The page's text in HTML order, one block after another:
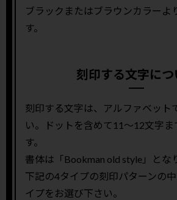
ブラックまたはブラウンカラーよ
す。
刻印する文字につ
刻印する文字は、アルファベット
い。ドットを含めて11〜12文字ま
す。
書体は「Bookman old style」とな
下記の4タイプの刻印パターンの
イプをお選び下さい。